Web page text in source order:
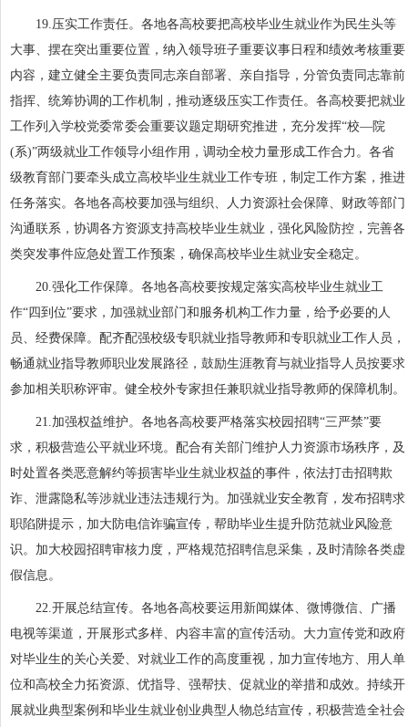
19.压实工作责任。各地各高校要把高校毕业生就业作为民生头等
大事、摆在突出重要位置，纳入领导班子重要议事日程和绩效考核重要
内容，建立健全主要负责同志亲自部署、亲自指导，分管负责同志靠前
指挥、统筹协调的工作机制，推动逐级压实工作责任。各高校要把就业
工作列入学校党委常委会重要议题定期研究推进，充分发挥“校—院
(系)”两级就业工作领导小组作用，调动全校力量形成工作合力。各省
级教育部门要牵头成立高校毕业生就业工作专班，制定工作方案，推进
任务落实。各地各高校要加强与组织、人力资源社会保障、财政等部门
沟通联系，协调各方资源支持高校毕业生就业，强化风险防控，完善各
类突发事件应急处置工作预案，确保高校毕业生就业安全稳定。
20.强化工作保障。各地各高校要按规定落实高校毕业生就业工
作“四到位”要求，加强就业部门和服务机构工作力量，给予必要的人
员、经费保障。配齐配强校级专职就业指导教师和专职就业工作人员，
畅通就业指导教师职业发展路径，鼓励生涯教育与就业指导人员按要求
参加相关职称评审。健全校外专家担任兼职就业指导教师的保障机制。
21.加强权益维护。各地各高校要严格落实校园招聘“三严禁”要
求，积极营造公平就业环境。配合有关部门维护人力资源市场秩序，及
时处置各类恶意解约等损害毕业生就业权益的事件，依法打击招聘欺
诈、泄露隐私等涉就业违法违规行为。加强就业安全教育，发布招聘求
职陷阱提示，加大防电信诈骗宣传，帮助毕业生提升防范就业风险意
识。加大校园招聘审核力度，严格规范招聘信息采集，及时清除各类虚
假信息。
22.开展总结宣传。各地各高校要运用新闻媒体、微博微信、广播
电视等渠道，开展形式多样、内容丰富的宣传活动。大力宣传党和政府
对毕业生的关心关爱、对就业工作的高度重视，加力宣传地方、用人单
位和高校全力拓资源、优指导、强帮扶、促就业的举措和成效。持续开
展就业典型案例和毕业生就业创业典型人物总结宣传，积极营造全社会